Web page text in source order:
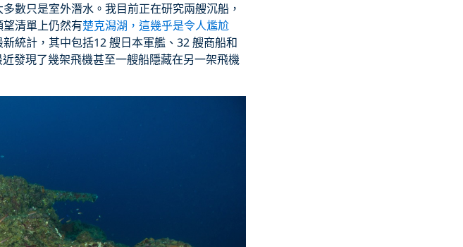
數只是室外潛水。我目前正在研究兩艘沉船，
清單上仍然有楚克潟湖，這幾乎是令人尷尬
統計，其中包括12 艘日本軍艦、32 艘商船和
發現了幾架飛機甚至一艘船隱藏在另一架飛機